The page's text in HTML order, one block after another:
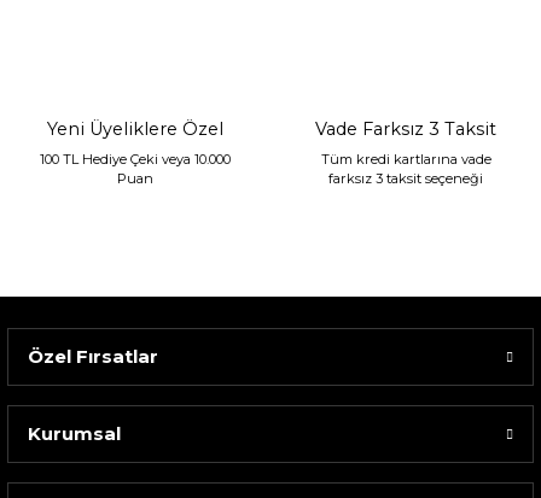
Yeni Üyeliklere Özel
100 TL Hediye Çeki veya 10.000
Puan
Vade Farksız 3 Taksit
Tüm kredi kartlarına vade
farksız 3 taksit seçeneği
Özel Fırsatlar
Kurumsal